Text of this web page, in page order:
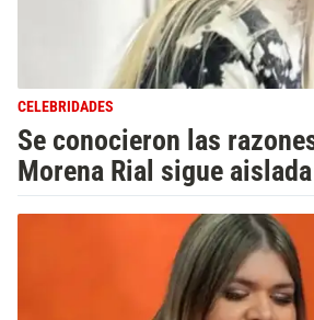
CELEBRIDADES
Se conocieron las
Morena Rial sigue